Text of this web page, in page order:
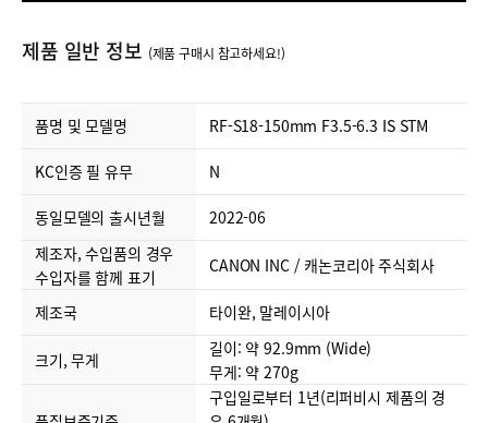
제품 일반 정보 (제품 구매시 참고하세요!)
품명 및 모델명 RF-S18-150mm F3.5-6.3 IS STM
KC인증 필 유무 N
동일모델의 출시년월
2022-06
제조자, 수입품의 경우
수입자를 함께 표기
CANON INC / 캐논코리아 주식회사
제조국 타이완, 말레이시아
크기, 무게
길이: 약 92.9mm (Wide)
무게: 약 270g
구입일로부터 1년(리퍼비시 제품의 경